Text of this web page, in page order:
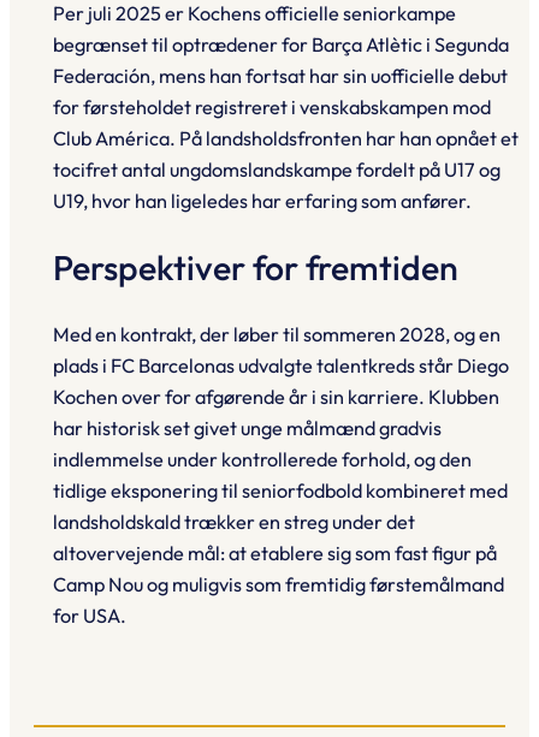
Per juli 2025 er Kochens officielle seniorkampe
begrænset til optrædener for Barça Atlètic i Segunda
Federación, mens han fortsat har sin uofficielle debut
for førsteholdet registreret i venskabskampen mod
Club América. På landsholdsfronten har han opnået et
tocifret antal ungdomslandskampe fordelt på U17 og
U19, hvor han ligeledes har erfaring som anfører.
Perspektiver for fremtiden
Med en kontrakt, der løber til sommeren 2028, og en
plads i FC Barcelonas udvalgte talentkreds står Diego
Kochen over for afgørende år i sin karriere. Klubben
har historisk set givet unge målmænd gradvis
indlemmelse under kontrollerede forhold, og den
tidlige eksponering til seniorfodbold kombineret med
landsholdskald trækker en streg under det
altovervejende mål: at etablere sig som fast figur på
Camp Nou og muligvis som fremtidig førstemålmand
for USA.